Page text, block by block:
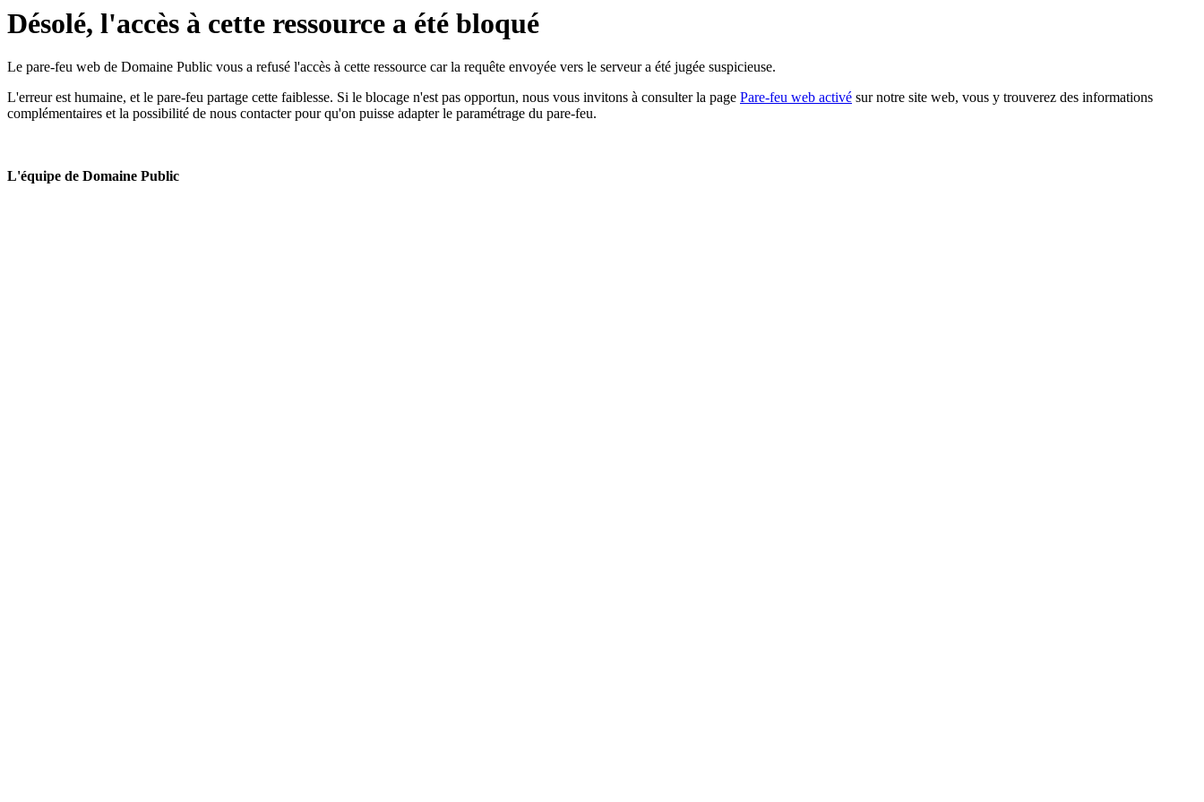
Désolé, l'accès à cette ressource a été bloqué
Le pare-feu web de Domaine Public vous a refusé l'accès à cette ressource car la requête envoyée vers le serveur a été jugée suspicieuse.
L'erreur est humaine, et le pare-feu partage cette faiblesse. Si le blocage n'est pas opportun, nous vous invitons à consulter la page Pare-feu web activé sur notre site web, vous y trouverez des informations
complémentaires et la possibilité de nous contacter pour qu'on puisse adapter le paramétrage du pare-feu.
L'équipe de Domaine Public